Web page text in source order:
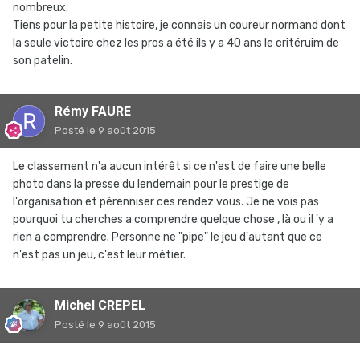
nombreux.
Tiens pour la petite histoire, je connais un coureur normand dont
la seule victoire chez les pros a été ils y a 40 ans le critéruim de
son patelin.
Rémy FAURE
Posté le 9 août 2015
Le classement n'a aucun intérêt si ce n'est de faire une belle
photo dans la presse du lendemain pour le prestige de
l'organisation et pérenniser ces rendez vous. Je ne vois pas
pourquoi tu cherches a comprendre quelque chose , là ou il 'y a
rien a comprendre. Personne ne "pipe" le jeu d'autant que ce
n'est pas un jeu, c'est leur métier.
Michel CREPEL
Posté le 9 août 2015